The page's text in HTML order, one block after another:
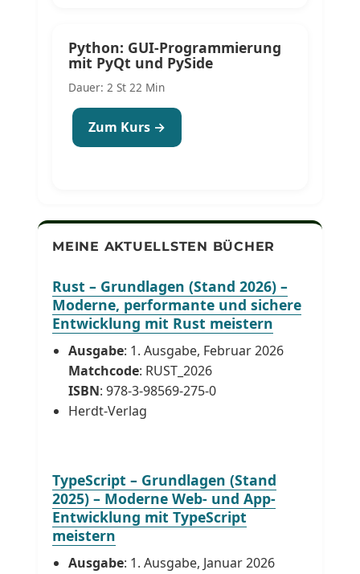
Python: GUI-Programmierung
mit PyQt und PySide
Dauer: 2 St 22 Min
Zum Kurs →
MEINE AKTUELLSTEN BÜCHER
Rust – Grundlagen (Stand 2026) –
Moderne, performante und sichere
Entwicklung mit Rust meistern
Ausgabe: 1. Ausgabe, Februar 2026
Matchcode: RUST_2026
ISBN: 978-3-98569-275-0
Herdt-Verlag
TypeScript – Grundlagen (Stand
2025) – Moderne Web- und App-
Entwicklung mit TypeScript
meistern
Ausgabe: 1. Ausgabe, Januar 2026